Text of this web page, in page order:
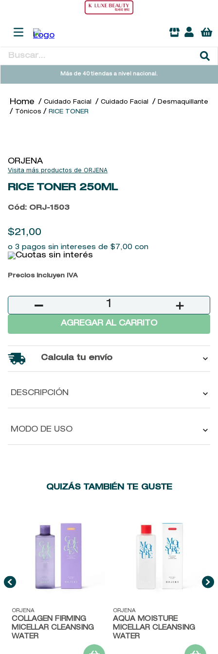
Buscar...
Más de 40 tiendas a nivel nacional.
Cuidado Facial Cuidado Facial
Desmaquillante
Tónicos
RICE TONER
ORJENA
ORJENA
RICE TONER 250ML
Cód : ORJ-1503
$21 ,00
o 3 pagos sin intereses de $ 7,00 con
Precios incluyen IVA
＋
－
AGREGAR AL CARRITO
Calcula tu envío
DESCRIPCIÓN
MODO DE USO
QUIZÁS TAMBIÉN TE GUSTE
ORJENA
COLLAGEN FIRMING
MICELLAR CLEANSING
WATER
ORJENA
AQUA MOISTURE
MICELLAR CLEANSING
WATER
TÉRMINOS MÁS BUSCADOS
2.
sol ipanema
5.
giftset
6.
woods of windsor
7 .
kool beauty serum
8.
ysl
9
john frieda
10. baylis